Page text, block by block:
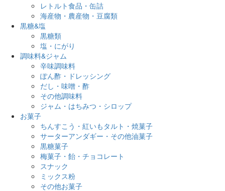
レトルト食品・缶詰
海産物・農産物・豆腐類
黒糖&塩
黒糖類
塩・にがり
調味料&ジャム
辛味調味料
ぽん酢・ドレッシング
だし・味噌・酢
その他調味料
ジャム・はちみつ・シロップ
お菓子
ちんすこう・紅いもタルト・焼菓子
サーターアンダギー・その他油菓子
黒糖菓子
梅菓子・飴・チョコレート
スナック
ミックス粉
その他お菓子